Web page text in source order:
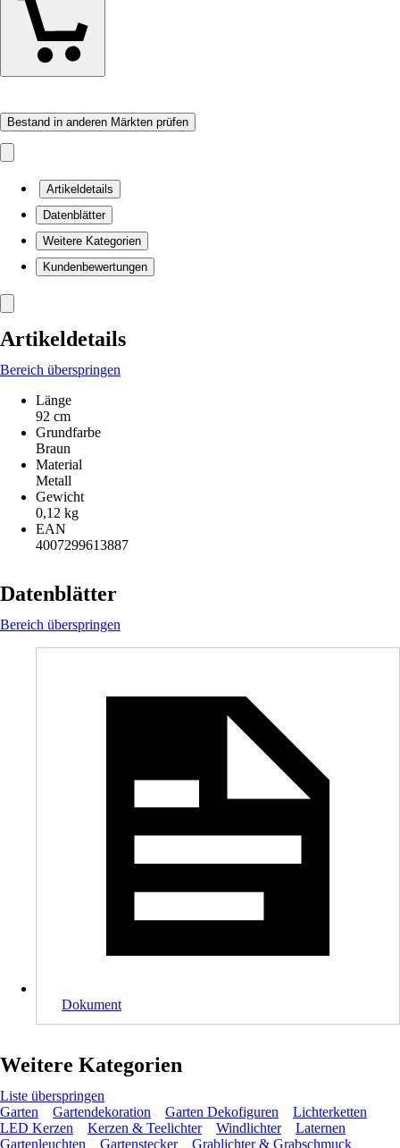
Bestand in anderen Märkten prüfen
Artikeldetails
Datenblätter
Weitere Kategorien
Kundenbewertungen
Artikeldetails
Bereich überspringen
Länge
92 cm
Grundfarbe
Braun
Material
Metall
Gewicht
0,12 kg
EAN
4007299613887
Datenblätter
Bereich überspringen
Dokument
Weitere Kategorien
Liste überspringen
Garten
Gartendekoration Garten Dekofiguren
Lichterketten
LED Kerzen
Kerzen & Teelichter Windlichter
Laternen
Gartenleuchten
Gartenstecker Grablichter & Grabschmuck